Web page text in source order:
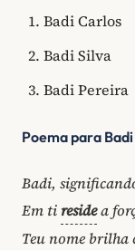
Badi Carlos
Badi Silva
Badi Pereira
Poema para Badi
Badi,
Em ti residea
Teu nome brilha